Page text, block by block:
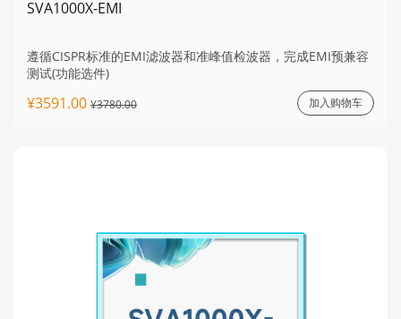
SVA1000X-EMI
遵循CISPR标准的EMI滤波器和准峰值检波器，完成EMI预兼容
测试(功能选件)
¥3591.00 ¥3780.00 加入购物车